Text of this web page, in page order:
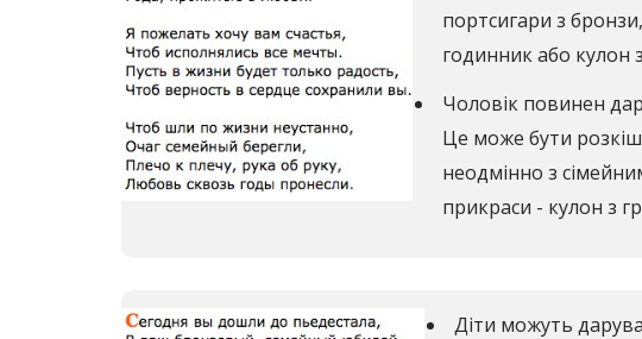
портсигари з
годинник або кулон
Чоловік повинен
Це може бути
неодмінно з
прикраси - кулон з
Діти можуть